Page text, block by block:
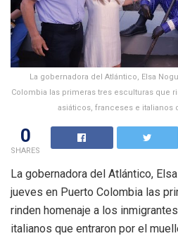
La gobernadora del Atlántico, Elsa
Colombia las primeras tres esculturas que
asiáticos, franceses e italianos
0
SHARES
La gobernadora del Atlántico,
jueves en Puerto Colombia las
rinden homenaje a los
italianos que entraron por el